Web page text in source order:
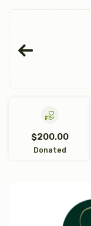
$200.00
Donated